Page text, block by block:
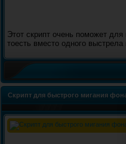
Этот скрипт очень поможет
тоесть вместо одного
Скрипт для быстрого мигания